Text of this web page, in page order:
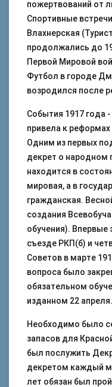
пожертвований от
Спортивные
Влахнерская
продолжались до
Первой Мировой
Футбол в городе
возродился после
События 1917 года
привела к
Одним из первых
декрет о народном
находится в
мировая, а в
гражданская.
создания
обучения).
съезде РКП(б) и
Советов в марте
вопроса было
обязательном
изданном 22 апреля.
Необходимо было
запасов для
был послужить
декретом каждый
лет обязан был